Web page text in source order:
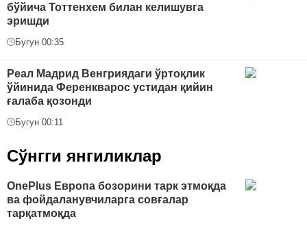
бўйича Тоттенхем билан келишувга
эришди
Бугун 00:35
Реал Мадрид Венгриядаги ўртоқлик
ўйинида Ференкварос устидан қийин
ғалаба қозонди
Бугун 00:11
Сўнгги янгиликлар
OnePlus Европа бозорини тарк этмоқда
ва фойдаланувчиларга совғалар
тарқатмоқда